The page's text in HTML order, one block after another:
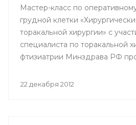
Мастер-класс по
грудной клетки
торакальной хирургии» с
специалиста по торакальной
фтизиатрии Минздрава РФ
БГМУ.
22 декабря 2012